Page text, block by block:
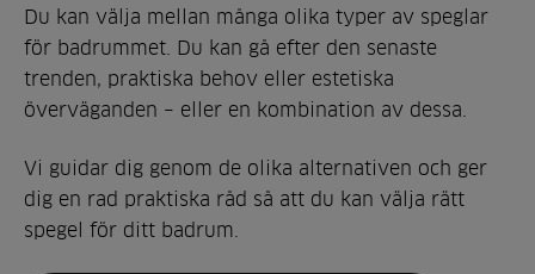
Du kan välja mellan många olika typer av speglar
för badrummet. Du kan gå efter den senaste
trenden, praktiska behov eller estetiska
överväganden – eller en kombination av dessa.
Vi guidar dig genom de olika alternativen och ger
dig en rad praktiska råd så att du kan välja rätt
spegel för ditt badrum.